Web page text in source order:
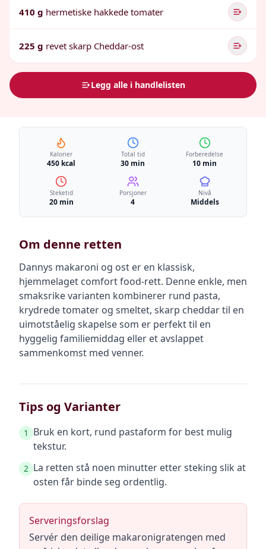
410 g hermetiske hakkede tomater
225 g revet skarp Cheddar-ost
Legg alle i handlelisten
Kalorier
450 kcal
Total tid
30 min
Forberedelse
10 min
Steketid
20 min
Porsjoner
4
Nivå
Middels
Om denne retten
Dannys makaroni og ost er en klassisk,
hjemmelaget comfort food-rett. Denne enkle, men
smaksrike varianten kombinerer rund pasta,
krydrede tomater og smeltet, skarp cheddar til en
uimotståelig skapelse som er perfekt til en
hyggelig familiemiddag eller et avslappet
sammenkomst med venner.
Tips og Varianter
1
Bruk en kort, rund pastaform for best mulig
tekstur.
2 La retten stå noen minutter etter steking slik at
osten får binde seg ordentlig.
Serveringsforslag
Servér den deilige makaronigratengen med